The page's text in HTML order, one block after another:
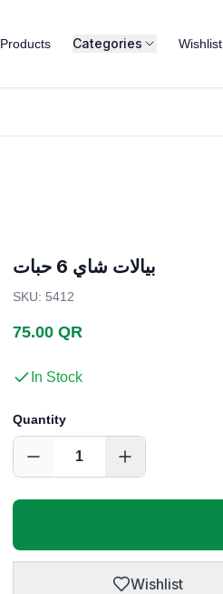
Products Categories Wishlist
بيالات شاي 6 حبات
SKU: 5412
75.00 QR
In Stock
Quantity
1
Wishlist